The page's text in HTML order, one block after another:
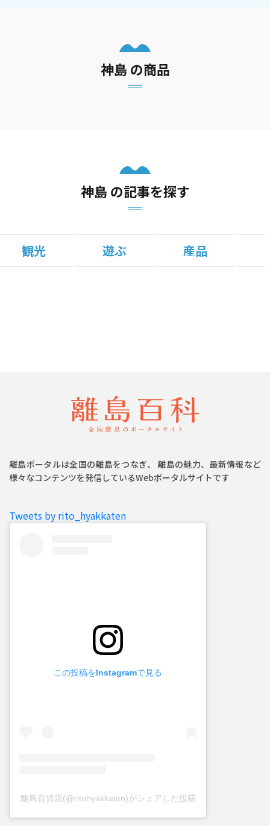
神島 の商品
神島 の記事を探す
観光 遊ぶ 産品
離島ポータルは全国の離島をつなぎ、 離島の魅力、最新情報など
様々なコンテンツを発信しているWebポータルサイトです
Tweets by rito_hyakkaten
この投稿をInstagramで見る
離島百貨店(@ritohyakkaten)がシェアした投稿